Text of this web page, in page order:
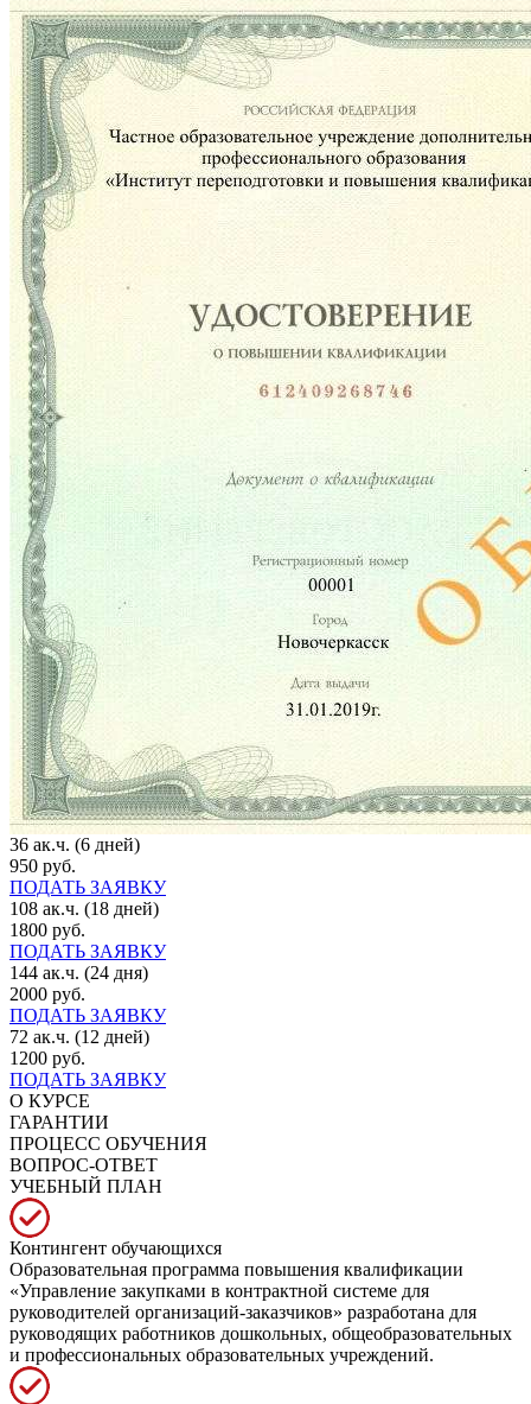
36 ак.ч. (6 дней)
950 руб.
ПОДАТЬ ЗАЯВКУ
108 ак.ч. (18 дней)
1800 руб.
ПОДАТЬ ЗАЯВКУ
144 ак.ч. (24 дня)
2000 руб.
ПОДАТЬ ЗАЯВКУ
72 ак.ч. (12 дней)
1200 руб.
ПОДАТЬ ЗАЯВКУ
О КУРСЕ
ГАРАНТИИ
ПРОЦЕСС ОБУЧЕНИЯ
ВОПРОС-ОТВЕТ
УЧЕБНЫЙ ПЛАН
Контингент обучающихся
Образовательная программа повышения квалификации
«Управление закупками в контрактной системе для
руководителей организаций-заказчиков» разработана для
руководящих работников дошкольных, общеобразовательных
и профессиональных образовательных учреждений.